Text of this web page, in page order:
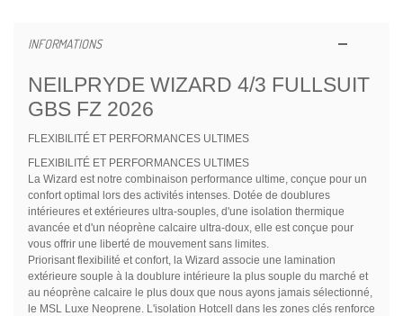
INFORMATIONS
NEILPRYDE WIZARD 4/3 FULLSUIT
GBS FZ 2026
FLEXIBILITÉ ET PERFORMANCES ULTIMES
FLEXIBILITÉ ET PERFORMANCES ULTIMES
La Wizard est notre combinaison performance ultime, conçue pour un
confort optimal lors des activités intenses. Dotée de doublures
intérieures et extérieures ultra-souples, d'une isolation thermique
avancée et d'un néoprène calcaire ultra-doux, elle est conçue pour
vous offrir une liberté de mouvement sans limites.
Priorisant flexibilité et confort, la Wizard associe une lamination
extérieure souple à la doublure intérieure la plus souple du marché et
au néoprène calcaire le plus doux que nous ayons jamais sélectionné,
le MSL Luxe Neoprene. L'isolation Hotcell dans les zones clés renforce